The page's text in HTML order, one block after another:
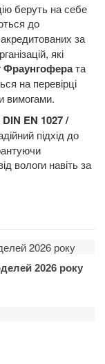
беруть на себе
до
за
які
Фраунгоферата
на перевірці
вимогами.
DIN EN 1027 /
підхід до
вологи навіть за
2026 року